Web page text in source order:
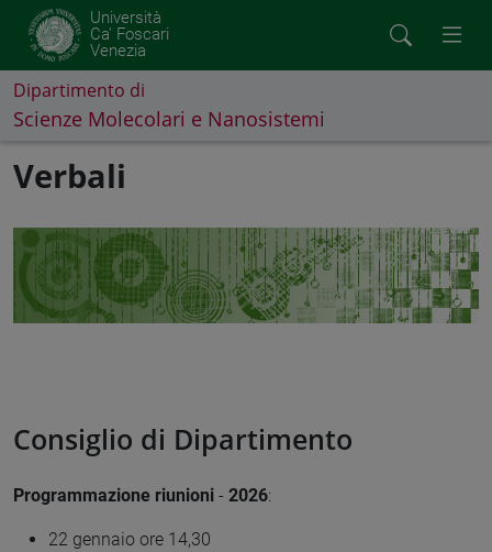
Università
Ca' Foscari
Venezia
Dipartimento di
Scienze Molecolari e Nanosistemi
Verbali
Consiglio di Dipartimento
Programmazione riunioni - 2026:
22 gennaio ore 14,30